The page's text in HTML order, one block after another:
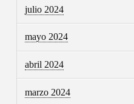
julio 2024
mayo 2024
abril 2024
marzo 2024